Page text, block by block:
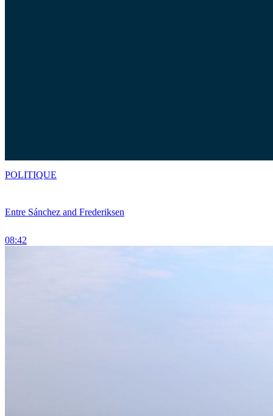
Entre Sánchez and Frederiksen
08:42
POLITIQUE